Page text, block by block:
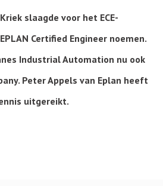
slaagde voor het ECE-
Certified Engineer noemen.
Industrial Automation nu ook
Peter Appels van Eplan heeft
uitgereikt.